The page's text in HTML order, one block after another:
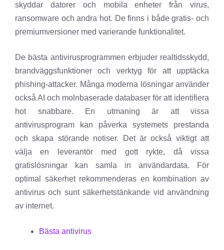
skyddar datorer och mobila enheter från virus,
ransomware och andra hot. De finns i både gratis- och
premiumversioner med varierande funktionalitet.
De bästa antivirusprogrammen erbjuder realtidsskydd,
brandväggsfunktioner och verktyg för att upptäcka
phishing-attacker. Många moderna lösningar använder
också AI och molnbaserade databaser för att identifiera
hot snabbare. En utmaning är att vissa
antivirusprogram kan påverka systemets prestanda
och skapa störande notiser. Det är också viktigt att
välja en leverantör med gott rykte, då vissa
gratislösningar kan samla in användardata. För
optimal säkerhet rekommenderas en kombination av
antivirus och sunt säkerhetstänkande vid användning
av internet.
Bästa antivirus